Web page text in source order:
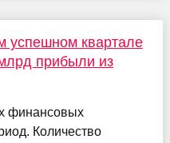
успешном квартале
прибыли из
финансовых
Количество